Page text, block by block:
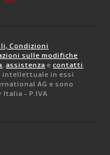
Condizioni
sulle modifiche
, assistenza e contatti.
intellettuale in essi
AG e sono
- P.IVA